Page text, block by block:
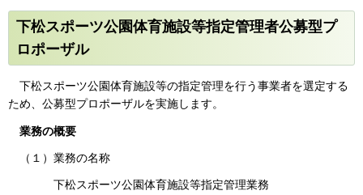
下松スポーツ公園体育施設等指定管理者公募型プ
ロポーザル
下松スポーツ公園体育施設等の指定管理を行う事業者を選定する
ため、公募型プロポーザルを実施します。
業務の概要
（１）業務の名称
下松スポーツ公園体育施設等指定管理業務